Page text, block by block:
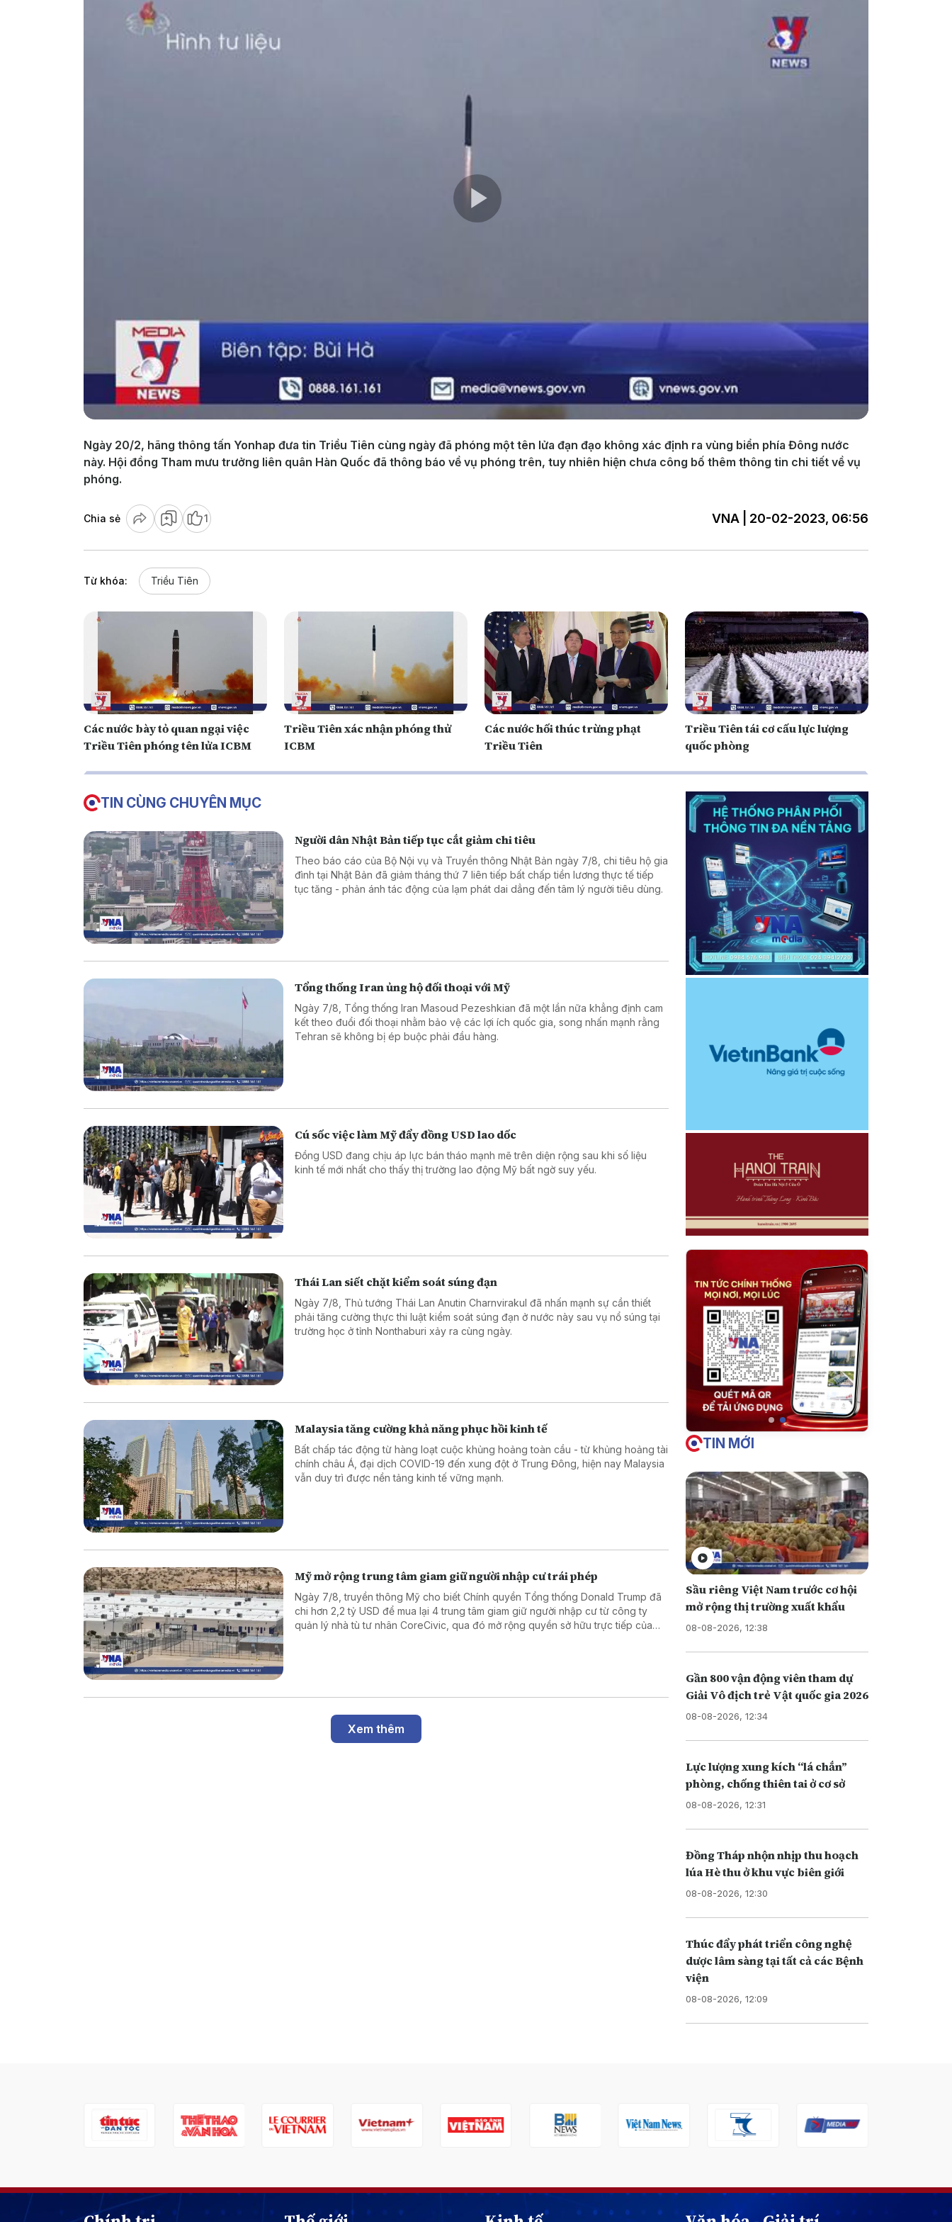
Play
Ngày 20/2, hãng thông tấn Yonhap đưa tin Triều Tiên cùng ngày đã phóng một tên lửa đạn đạo không xác định ra vùng biển phía Đông nước
này. Hội đồng Tham mưu trưởng liên quân Hàn Quốc đã thông báo về vụ phóng trên, tuy nhiên hiện chưa công bố thêm thông tin chi tiết về vụ
phóng.
Chia sẻ 1 VNA | 20-02-2023, 06:56
Từ khóa: Triều Tiên
Các nước bày tỏ quan ngại việc
Triều Tiên phóng tên lửa ICBM
Triều Tiên xác nhận phóng thử
ICBM
Các nước hối thúc trừng phạt
Triều Tiên
Triều Tiên tái cơ cấu lực lượng
quốc phòng
TIN CÙNG CHUYÊN MỤC
Người dân Nhật Bản tiếp tục cắt giảm chi tiêu
Theo báo cáo của Bộ Nội vụ và Truyền thông Nhật Bản ngày 7/8, chi tiêu hộ gia
đình tại Nhật Bản đã giảm tháng thứ 7 liên tiếp bất chấp tiền lương thực tế tiếp
tục tăng - phản ánh tác động của lạm phát dai dẳng đến tâm lý người tiêu dùng.
Tổng thống Iran ủng hộ đối thoại với Mỹ
Ngày 7/8, Tổng thống Iran Masoud Pezeshkian đã một lần nữa khẳng định cam
kết theo đuổi đối thoại nhằm bảo vệ các lợi ích quốc gia, song nhấn mạnh rằng
Tehran sẽ không bị ép buộc phải đầu hàng.
Cú sốc việc làm Mỹ đẩy đồng USD lao dốc
Đồng USD đang chịu áp lực bán tháo mạnh mẽ trên diện rộng sau khi số liệu
kinh tế mới nhất cho thấy thị trường lao động Mỹ bất ngờ suy yếu.
Thái Lan siết chặt kiểm soát súng đạn
Ngày 7/8, Thủ tướng Thái Lan Anutin Charnvirakul đã nhấn mạnh sự cần thiết
phải tăng cường thực thi luật kiểm soát súng đạn ở nước này sau vụ nổ súng tại
trường học ở tỉnh Nonthaburi xảy ra cùng ngày.
Malaysia tăng cường khả năng phục hồi kinh tế
Bất chấp tác động từ hàng loạt cuộc khủng hoảng toàn cầu - từ khủng hoảng tài
chính châu Á, đại dịch COVID-19 đến xung đột ở Trung Đông, hiện nay Malaysia
vẫn duy trì được nền tảng kinh tế vững mạnh.
Mỹ mở rộng trung tâm giam giữ người nhập cư trái phép
Ngày 7/8, truyền thông Mỹ cho biết Chính quyền Tổng thống Donald Trump đã
chi hơn 2,2 tỷ USD để mua lại 4 trung tâm giam giữ người nhập cư từ công ty
quản lý nhà tù tư nhân CoreCivic, qua đó mở rộng quyền sở hữu trực tiếp của
Xem thêm
TIN MỚI
Sầu riêng Việt Nam trước cơ hội
mở rộng thị trường xuất khẩu
08-08-2026, 12:38
Gần 800 vận động viên tham dự
Giải Vô địch trẻ Vật quốc gia 2026
08-08-2026, 12:34
Lực lượng xung kích “lá chắn”
phòng, chống thiên tai ở cơ sở
08-08-2026, 12:31
Đồng Tháp nhộn nhịp thu hoạch
lúa Hè thu ở khu vực biên giới
08-08-2026, 12:30
Thúc đẩy phát triển công nghệ
dược lâm sàng tại tất cả các Bệnh
viện
08-08-2026, 12:09